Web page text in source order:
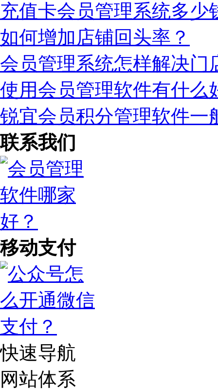
充值卡会员管理系统多少
如何增加店铺回头率？
会员管理系统怎样解决门
使用会员管理软件有什么
锐宜会员积分管理软件一
联系我们
移动支付
快速导航
网站体系